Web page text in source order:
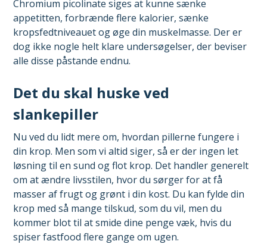
Chromium picolinate siges at kunne sænke
appetitten, forbrænde flere kalorier, sænke
kropsfedtniveauet og øge din muskelmasse. Der er
dog ikke nogle helt klare undersøgelser, der beviser
alle disse påstande endnu.
Det du skal huske ved
slankepiller
Nu ved du lidt mere om, hvordan pillerne fungere i
din krop. Men som vi altid siger, så er der ingen let
løsning til en sund og flot krop. Det handler generelt
om at ændre livsstilen, hvor du sørger for at få
masser af frugt og grønt i din kost. Du kan fylde din
krop med så mange tilskud, som du vil, men du
kommer blot til at smide dine penge væk, hvis du
spiser fastfood flere gange om ugen.